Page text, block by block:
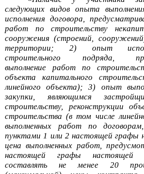
следующих видов опыта
исполнения договора,
работ по строительству
сооружения (строений,
территории; 2) опыт
строительного подряда,
выполнение работ по
объекта капитального
линейного объекта); 3) опыт
закупки, являющимся
строительству, реконструкции
строительства (втом числе
выполненных работ по
пунктами 1 или 2 настоящей графы
цена выполненных работ,
настоящей графы настоящей
составлять не менее 20